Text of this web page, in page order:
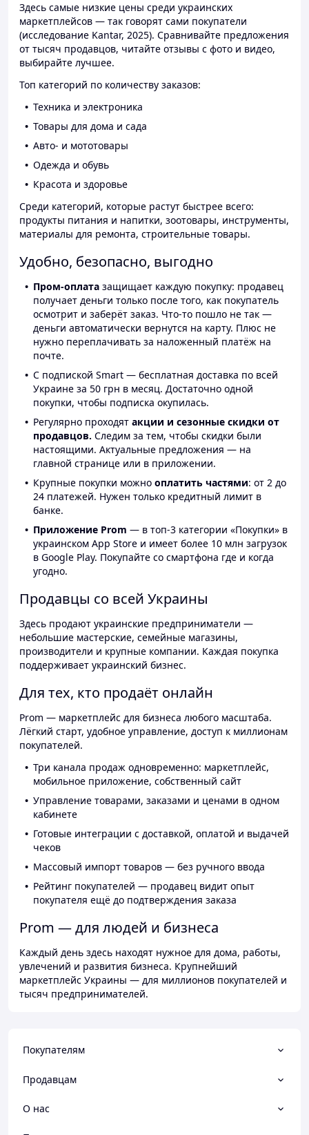
Здесь самые низкие цены среди украинских
маркетплейсов — так говорят сами покупатели
(исследование Kantar, 2025). Сравнивайте предложения
от тысяч продавцов, читайте отзывы с фото и видео,
выбирайте лучшее.
Топ категорий по количеству заказов:
Техника и электроника
Товары для дома и сада
Авто- и мототовары
Одежда и обувь
Красота и здоровье
Среди категорий, которые растут быстрее всего:
продукты питания и напитки, зоотовары, инструменты,
материалы для ремонта, строительные товары.
Удобно, безопасно, выгодно
Пром-оплата защищает каждую покупку: продавец
получает деньги только после того, как покупатель
осмотрит и заберёт заказ. Что-то пошло не так —
деньги автоматически вернутся на карту. Плюс не
нужно переплачивать за наложенный платёж на
почте.
С подпиской Smart — бесплатная доставка по всей
Украине за 50 грн в месяц. Достаточно одной
покупки, чтобы подписка окупилась.
Регулярно проходят акции и сезонные скидки от
продавцов. Следим за тем, чтобы скидки были
настоящими. Актуальные предложения — на
главной странице или в приложении.
Крупные покупки можно оплатить частями: от 2 до
24 платежей. Нужен только кредитный лимит в
банке.
Приложение Prom — в топ-3 категории «Покупки» в
украинском App Store и имеет более 10 млн загрузок
в Google Play. Покупайте со смартфона где и когда
угодно.
Продавцы со всей Украины
Здесь продают украинские предприниматели —
небольшие мастерские, семейные магазины,
производители и крупные компании. Каждая покупка
поддерживает украинский бизнес.
Для тех, кто продаёт онлайн
Prom — маркетплейс для бизнеса любого масштаба.
Лёгкий старт, удобное управление, доступ к миллионам
покупателей.
Три канала продаж одновременно: маркетплейс,
мобильное приложение, собственный сайт
Управление товарами, заказами и ценами в одном
кабинете
Готовые интеграции с доставкой, оплатой и выдачей
чеков
Массовый импорт товаров — без ручного ввода
Рейтинг покупателей — продавец видит опыт
покупателя ещё до подтверждения заказа
Prom — для людей и бизнеса
Каждый день здесь находят нужное для дома, работы,
увлечений и развития бизнеса. Крупнейший
маркетплейс Украины — для миллионов покупателей и
тысяч предпринимателей.
Покупателям
Продавцам
О нас